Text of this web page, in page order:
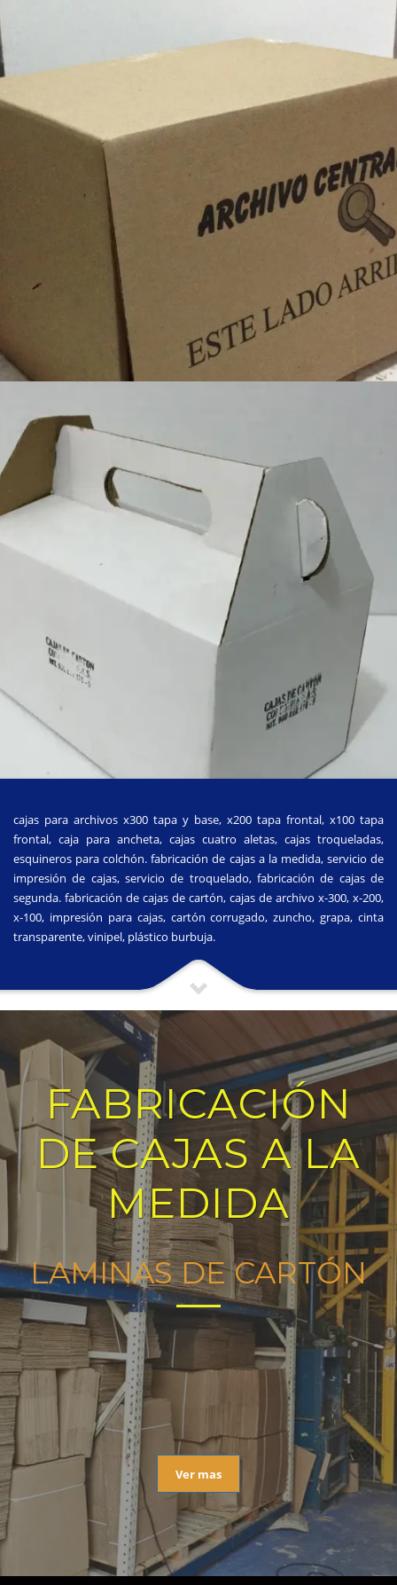
cajas para archivos x300 tapa y base, x200 tapa frontal, x100 tapa
frontal, caja para ancheta, cajas cuatro aletas, cajas troqueladas,
esquineros para colchón. fabricación de cajas a la medida, servicio de
impresión de cajas, servicio de troquelado, fabricación de cajas de
segunda. fabricación de cajas de cartón, cajas de archivo x-300, x-200,
x-100, impresión para cajas, cartón corrugado, zuncho, grapa, cinta
transparente, vinipel, plástico burbuja.
FABRICACIÓN
DE CAJAS A LA
MEDIDA
LAMINAS DE CARTÓN
Ver mas